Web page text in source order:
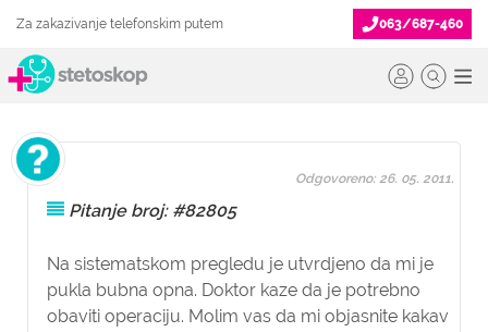
Za zakazivanje telefonskim putem 063/687-460
Pitanje broj: #82805
Na sistematskom pregledu je utvrdjeno da mi je
pukla bubna opna. Doktor kaze da je potrebno
obaviti operaciju. Molim vas da mi objasnite kakav
Odgovoreno: 26. 05. 2011.